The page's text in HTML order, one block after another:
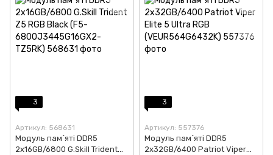
3
Артикул: 568631
Модуль пам`ятi DDR5
2x16GB/6800 G.Skill Trident
3
Артикул: 557376
Модуль пам`яті DDR5
2x32GB/6400 Patriot Viper